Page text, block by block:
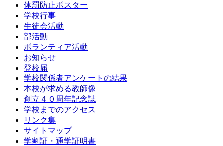
体罰防止ポスター
学校行事
生徒会活動
部活動
ボランティア活動
お知らせ
登校届
学校関係者アンケートの結果
本校が求める教師像
創立４０周年記念誌
学校までのアクセス
リンク集
サイトマップ
学割証・通学証明書